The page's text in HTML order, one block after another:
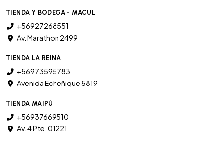
TIENDA Y BODEGA - MACUL
+56927268551
Av. Marathon 2499
TIENDA LA REINA
+56973595783
Avenida Echeñique 5819
TIENDA MAIPÚ
+56937669510
Av. 4 Pte. 01221